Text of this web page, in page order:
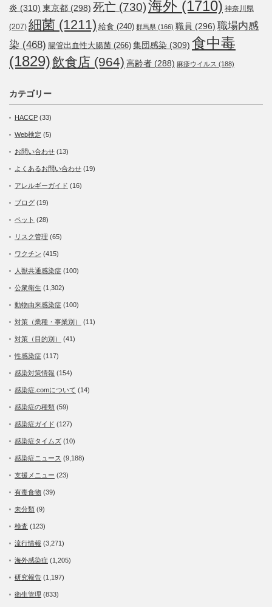
炎 (310) 東京都 (298) 死亡 (730)海外 (1710) 神奈川県
(207) 細菌 (1211) 給食 (240) 群馬県 (166) 職員 (296) 職場内感
染 (468) 腸管出血性大腸菌 (266) 集団感染 (309) 食中毒
(1829)飲食店 (964) 高齢者 (288) 麻疹ウイルス (188)
カテゴリー
HACCP (33)
Web検定 (5)
お問い合わせ (13)
よくあるお問い合わせ (19)
アレルギーガイド (16)
ブログ (19)
ペット (28)
リスク管理 (65)
ワクチン (415)
人獣共通感染症 (100)
公衆衛生 (1,302)
動物由来感染症 (100)
対策（業種・事業別） (11)
対策（目的別） (41)
性感染症 (117)
感染対策情報 (154)
感染症.comについて (14)
感染症の種類 (59)
感染症ガイド (127)
感染症タイムズ (10)
感染症ニュース (9,188)
支援メニュー (23)
有毒食物 (39)
未分類 (9)
検査 (123)
流行情報 (3,271)
海外感染症 (1,205)
研究報告 (1,197)
衛生管理 (833)